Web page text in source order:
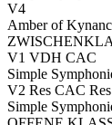
V4
Amber of
V1 VDH CAC
Simple
V2 Res CAC
Simple